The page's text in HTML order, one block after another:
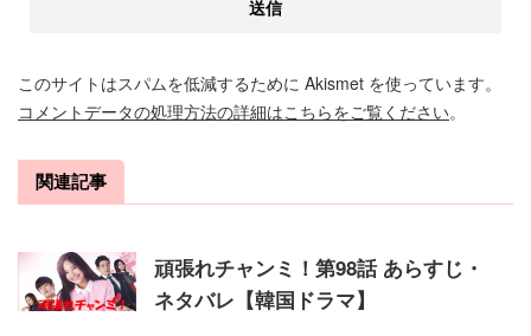
このサイトはスパムを低減するために Akismet を使っています。
コメントデータの処理方法の詳細はこちらをご覧ください。
関連記事
頑張れチャンミ！第98話 あらすじ・
ネタバレ【韓国ドラマ】